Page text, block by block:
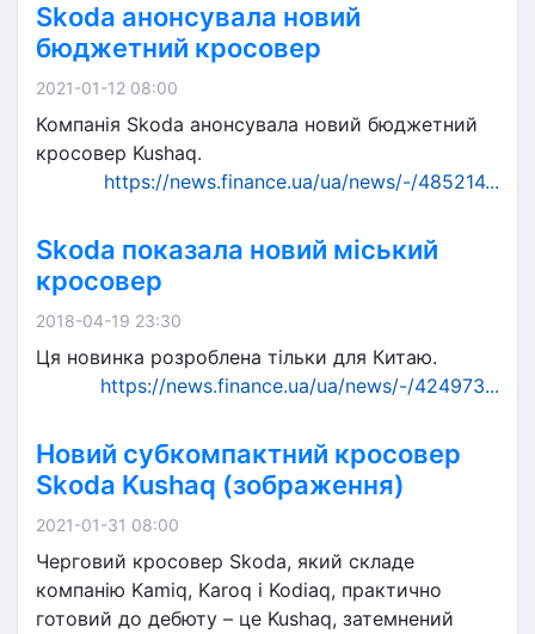
Skoda анонсувала новий
бюджетний кросовер
2021-01-12 08:00
Компанія Skoda анонсувала новий бюджетний
кросовер Kushaq.
https://news.finance.ua/ua/news/-/485214...
Skoda показала новий міський
кросовер
2018-04-19 23:30
Ця новинка розроблена тільки для Китаю.
https://news.finance.ua/ua/news/-/424973...
Новий субкомпактний кросовер
Skoda Kushaq (зображення)
2021-01-31 08:00
Черговий кросовер Skoda, який складе
компанію Kamiq, Karoq і Kodiaq, практично
готовий до дебюту – це Kushaq, затемнений